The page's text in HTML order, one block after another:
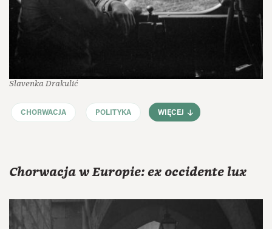
Slavenka Drakulić
CHORWACJA POLITYKA WIĘCEJ
Chorwacja w Europie: ex occidente lux